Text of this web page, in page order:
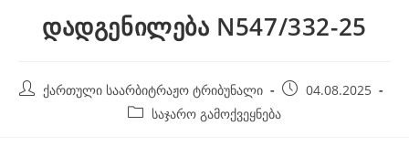
დადგენილება N547/332-25
Post ქართული საარბიტრაჟო ტრიბუნალი
Post04.08.2025
Post საჯარო გამოქვეყნება